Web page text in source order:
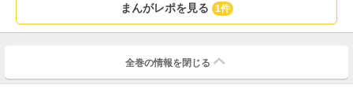
まんがレポを見る 1件
全巻の情報を 閉じる